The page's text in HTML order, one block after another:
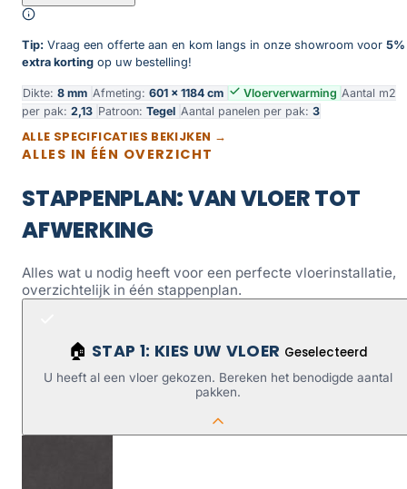
Tip: Vraag een offerte aan en kom langs in onze showroom voor 5%
extra korting op uw bestelling!
Dikte: 8 mm Afmeting: 601 × 1184 cm Vloerverwarming Aantal m2
per pak: 2,13 Patroon: Tegel Aantal panelen per pak: 3
ALLE SPECIFICATIES BEKIJKEN →
ALLES IN ÉÉN OVERZICHT
STAPPENPLAN: VAN VLOER TOT
AFWERKING
Alles wat u nodig heeft voor een perfecte vloerinstallatie,
overzichtelijk in één stappenplan.
🏠 STAP 1: KIES UW VLOER Geselecteerd
U heeft al een vloer gekozen. Bereken het benodigde aantal
pakken.